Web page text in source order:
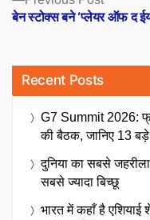
post:
बेन स्टोक्स बने ‘प्लेयर ऑफ द
Recent Posts
G7 Summit 2026:
की बैठक, जानिए 13
दुनिया का सबसे
सबसे ज्यादा बिच्छू
भारत में कहाँ है एशियाई